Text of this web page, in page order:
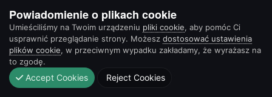
Powiadomienie o plikach cookie
Umieściliśmy na Twoim urządzeniu pliki cookie, aby pomóc Ci
usprawnić przeglądanie strony. Możesz dostosować ustawienia
plików cookie, w przeciwnym wypadku zakładamy, że wyrażasz na
to zgodę.
Accept Cookies Reject Cookies